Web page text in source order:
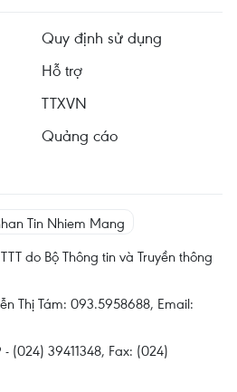
Quy định sử dụng
Hỗ trợ
TTXVN
Quảng cáo
do Bộ Thông tin và Truyền thông
Thị Tám: 093.5958688, Email:
(024) 39411348, Fax: (024)